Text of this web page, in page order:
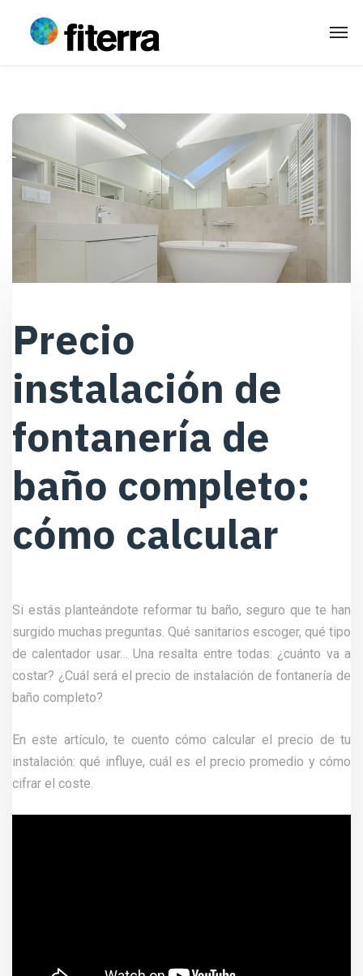
Precio
instalación de
fontanería de
baño completo:
cómo calcular
Si estás planteándote reformar tu baño, seguro que te han
surgido muchas preguntas. Qué sanitarios escoger, qué tipo
de calentador usar… Una resalta entre todas: ¿cuánto va a
costar? ¿Cuál será el precio de instalación de fontanería de
baño completo?
En este artículo, te cuento cómo calcular el precio de tu
instalación: qué influye, cuál es el precio promedio y cómo
cifrar el coste.